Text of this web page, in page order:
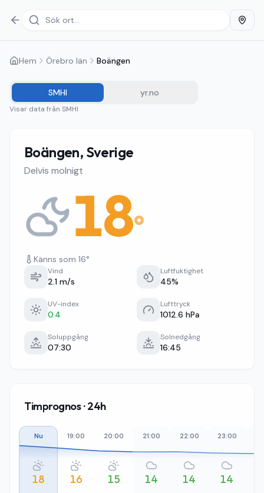
Hem Örebro län Boängen
SMHI yr.no
Visar data från SMHI
Boängen, Sverige
Delvis molnigt
18°
Känns som 16°
Vind
2.1 m/s
Luftfuktighet
45%
UV-index
0.4
Lufttryck
1012.6 hPa
Soluppgång
07:30
Solnedgång
16:45
Timprognos · 24h
Nu
18
19:00
16
20:00
15
21:00
14
22:00
14
23:00
14